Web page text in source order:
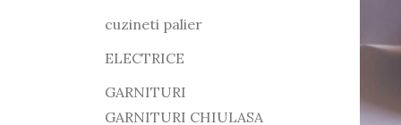
cuzineti palier
ELECTRICE
GARNITURI
GARNITURI CHIULASA